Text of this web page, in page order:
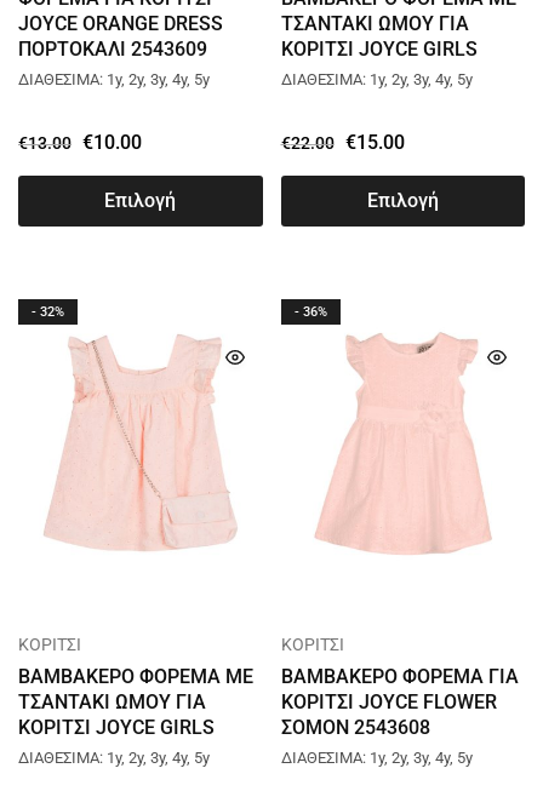
JOYCE ORANGE DRESS
ΠΟΡΤΟΚΑΛΙ 2543609
ΔΙΑΘΕΣΙΜΑ: 1y, 2y, 3y, 4y, 5y
€13.00 €10.00
Επιλογή
ΤΣΑΝΤΑΚΙ ΩΜΟΥ ΓΙΑ
ΚΟΡΙΤΣΙ JOYCE GIRLS
DRESS ΑΣΠΡΟ 2543607
ΔΙΑΘΕΣΙΜΑ: 1y, 2y, 3y, 4y, 5y
€22.00 €15.00
Επιλογή
- 32%
ΚΟΡΙΤΣΙ
ΒΑΜΒΑΚΕΡΟ ΦΟΡΕΜΑ ΜΕ
ΤΣΑΝΤΑΚΙ ΩΜΟΥ ΓΙΑ
ΚΟΡΙΤΣΙ JOYCE GIRLS
DRESS ΣΟΜΟΝ 2543607
ΔΙΑΘΕΣΙΜΑ: 1y, 2y, 3y, 4y, 5y
- 36%
ΚΟΡΙΤΣΙ
ΒΑΜΒΑΚΕΡΟ ΦΟΡΕΜΑ ΓΙΑ
ΚΟΡΙΤΣΙ JOYCE FLOWER
ΣΟΜΟΝ 2543608
ΔΙΑΘΕΣΙΜΑ: 1y, 2y, 3y, 4y, 5y